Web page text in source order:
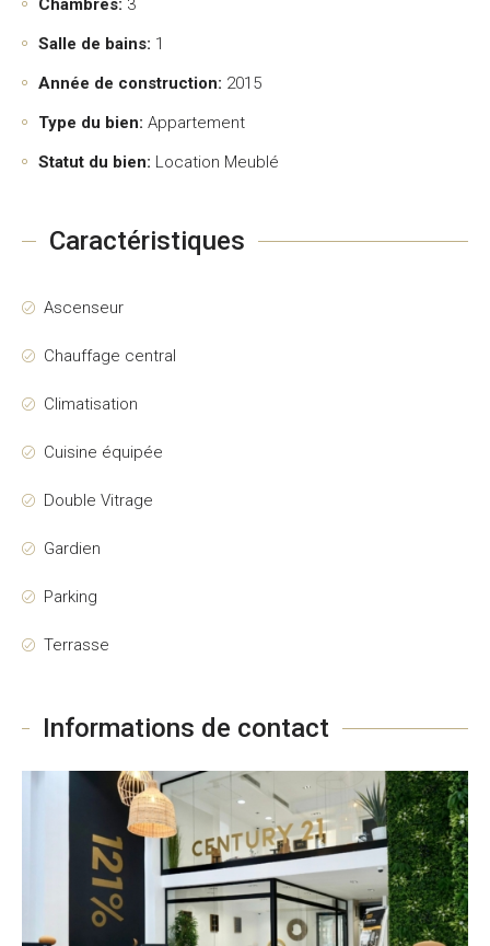
Chambres: 3
Salle de bains: 1
Année de construction: 2015
Type du bien: Appartement
Statut du bien: Location Meublé
Caractéristiques
Ascenseur
Chauffage central
Climatisation
Cuisine équipée
Double Vitrage
Gardien
Parking
Terrasse
Informations de contact